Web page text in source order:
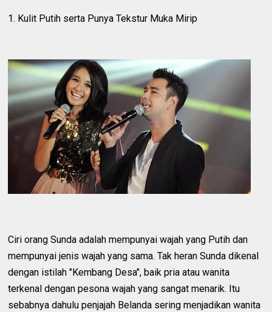
1. Kulit Putih serta Punya Tekstur Muka Mirip
Ciri orang Sunda adalah mempunyai wajah yang Putih dan
mempunyai jenis wajah yang sama. Tak heran Sunda dikenal
dengan istilah "Kembang Desa", baik pria atau wanita
terkenal dengan pesona wajah yang sangat menarik. Itu
sebabnya dahulu penjajah Belanda sering menjadikan wanita